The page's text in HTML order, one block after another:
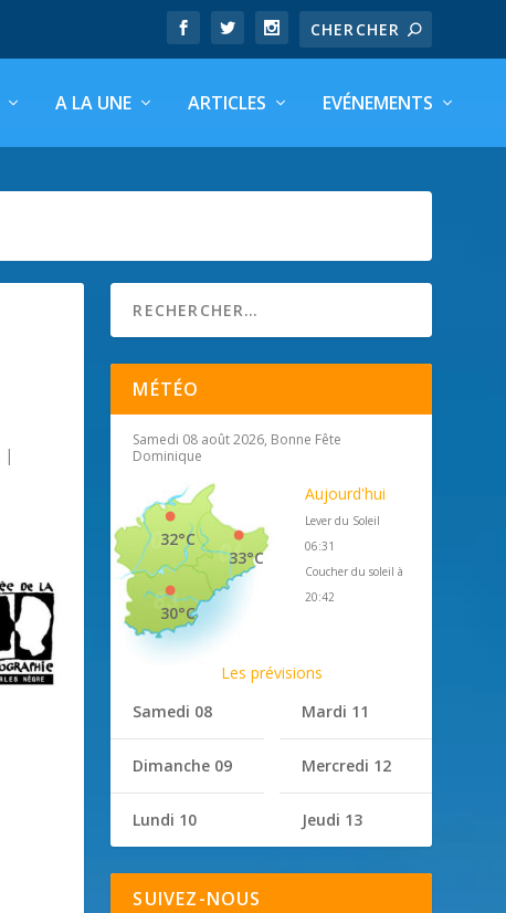
A LA UNE ARTICLES EVÉNEMENTS
|
MÉTÉO
Samedi 08 août 2026, Bonne Fête
Dominique
33°C
32°C
30°C
Aujourd'hui
Lever du Soleil
06:31
Coucher du soleil à
20:42
Les prévisions
Samedi 08
Dimanche 09
Lundi 10
Mardi 11
Mercredi 12
Jeudi 13
SUIVEZ-NOUS